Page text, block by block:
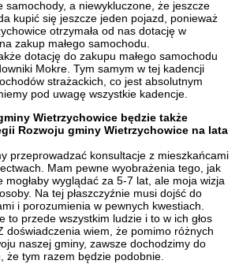
samochody, a niewykluczone, że jeszcze
kupić się jeszcze jeden pojazd, ponieważ
otrzymała od nas dotację w
zakup małego samochodu.
dotację do zakupu małego samochodu
Mokre. Tym samym w tej kadencji
strażackich, co jest absolutnym
pod uwagę wszystkie kadencje.
Wietrzychowice będzie także
Rozwoju gminy Wietrzychowice na lata
przeprowadzać konsultacje z mieszkańcami
Mam pewne wyobrażenia tego, jak
mogłaby wyglądać za 5-7 lat, ale moja wizja
Na tej płaszczyźnie musi dojść do
i porozumienia w pewnych kwestiach.
to przede wszystkim ludzie i to w ich głos
doświadczenia wiem, że pomimo różnych
naszej gminy, zawsze dochodzimy do
że tym razem będzie podobnie.